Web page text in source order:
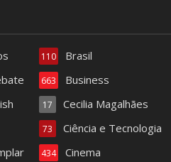
Brasil
110
Business
663
Cecilia Magalhães
17
Ciência e Tecnologia
73
Cinema
434